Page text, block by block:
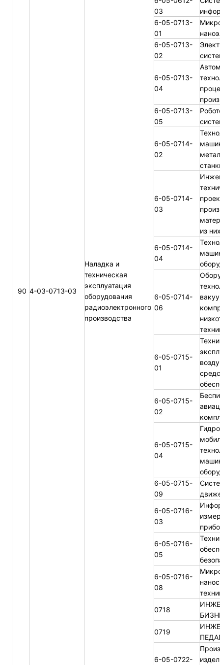
90 4-03-0713-03
Наладка и
техническая
эксплуатация
оборудования
радиоэлектронного
производства
03
6-05-0713-
01
6-05-0713-
02
6-05-0713-
04
6-05-0713-
05
6-05-0714-
02
6-05-0714-
03
из
6-05-0714-
04
6-05-0714-
06
6-05-0715-
01
6-05-0715-
02
6-05-0715-
04
6-05-0715-
09
6-05-0716-
03
6-05-0716-
05
6-05-0716-
08
0718
0719
6-05-0722-